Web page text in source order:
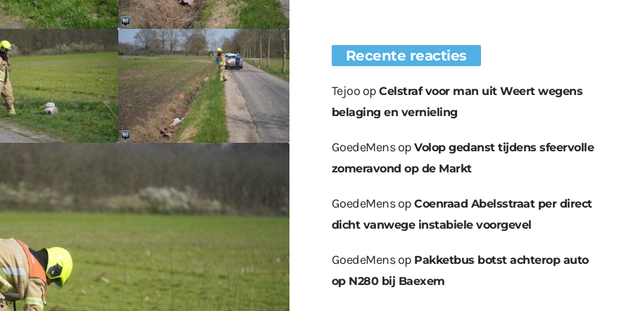
Recente reacties
Tejoo opCelstraf voor man uit Weert wegens
belaging en vernieling
GoedeMensopVolop gedanst tijdens sfeervolle
zomeravond op de Markt
GoedeMensopCoenraad Abelsstraat per direct
dicht vanwege instabiele voorgevel
GoedeMensop Pakketbus botst achterop auto
op N280 bij Baexem